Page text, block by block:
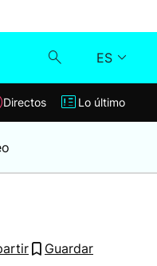
ES
Klisk
Lo último
Directos Lo último
Guardar